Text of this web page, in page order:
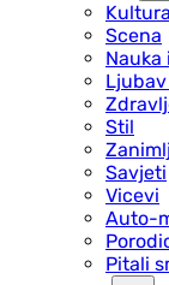
Kultura
Scena
Nauka
Stil
Savjeti
Vicevi
Auto-
Pitali